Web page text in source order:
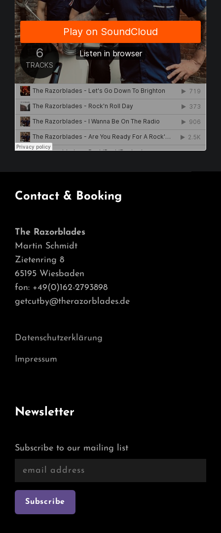
Contact & Booking
The Razorblades
Martin Schmidt
Zietenring 8
65195 Wiesbaden
fon: +49(0)162-2793898
getcutby@therazorblades.de
Datenschutzerklärung
Impressum
Newsletter
Subscribe to our mailing list